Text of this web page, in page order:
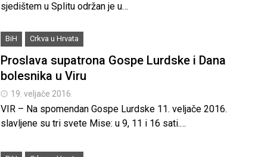
sjedištem u Splitu održan je u…
BiH Crkva u Hrvata
Proslava supatrona Gospe Lurdske i Dana
bolesnika u Viru
19. veljače 2016.
VIR – Na spomendan Gospe Lurdske 11. veljače 2016.
slavljene su tri svete Mise: u 9, 11 i 16 sati.…